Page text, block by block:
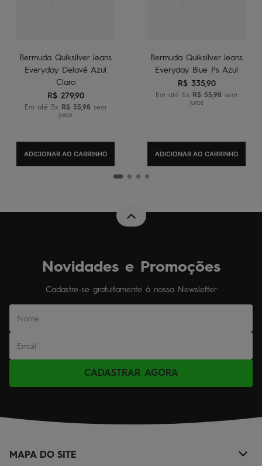
Bermuda Quiksilver Jeans
Everyday Delavê Azul
Claro
R$ 279,90
Em até 5x R$ 55 98 sem
juros
ADICIONAR AO CARRINHO
Bermuda Quiksilver Jeans
Everyday Blue Ps Azul
R$ 335,90
Em até 6x R$ 55 98 sem
juros
ADICIONAR AO CARRINHO
Novidades e Promoções
Cadastre-se gratuitamente à nossa Newsletter
CADASTRAR AGORA
MAPA DO SITE